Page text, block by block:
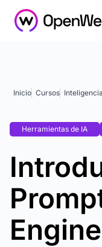
Inicio Cursos
Herramientas de IA